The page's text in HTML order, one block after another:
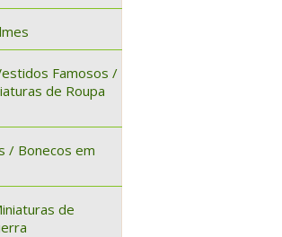
Famosos /
de Roupa
/ Bonecos em
de